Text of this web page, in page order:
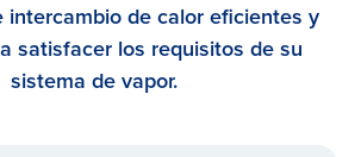
intercambio de calor eficientes y
satisfacer los requisitos de su
sistema de vapor.